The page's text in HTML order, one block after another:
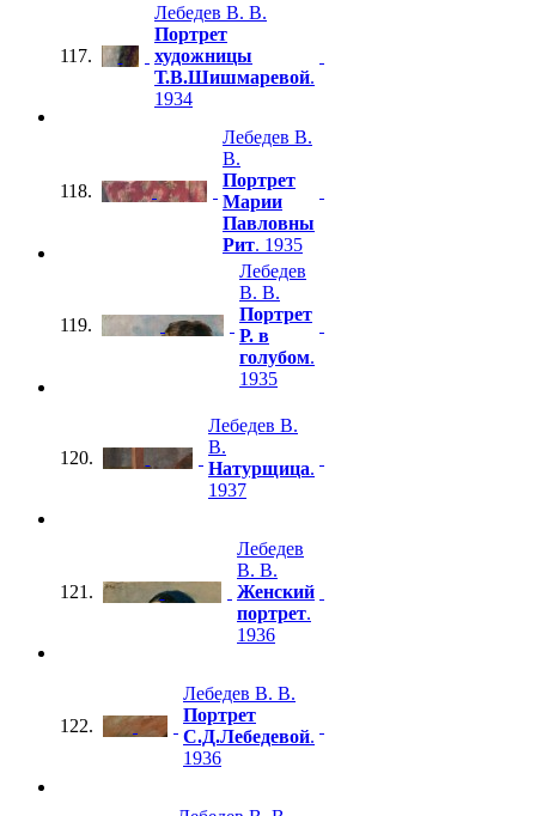
117.
Лебедев В. В.
Портрет
художницы
Т.В.Шишмаревой.
1934
118.
Лебедев В.
В.
Портрет
Марии
Павловны
Рит. 1935
119.
Лебедев
В. В.
Портрет
Р. в
голубом.
1935
120.
Лебедев В.
В.
Натурщица.
1937
121.
Лебедев
В. В.
Женский
портрет.
1936
122.
Лебедев В. В.
Портрет
С.Д.Лебедевой.
1936